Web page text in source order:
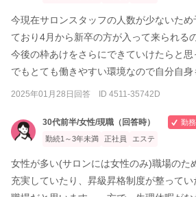
今現在サロンスタッフの人数が少ないため
ており4月から新卒の方が入って来られる
今後の枠あけをさらにできていけたらと
でもとても働きやすい環境なので自分自身
2025年01月28日回答 ID 4511-35742D
30代前半/女性/現職（回答時）
勤
勤続1～3年未満
正社員 エステ
女性が多い(サロンには女性のみ)職場のた
充実していたり、昇級昇格制度が整って